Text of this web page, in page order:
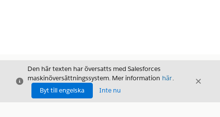
Stäng
Den här texten har översatts med Salesforces
maskinöversättningssystem. Mer information här.
Byt till engelska
Inte nu
Stäng